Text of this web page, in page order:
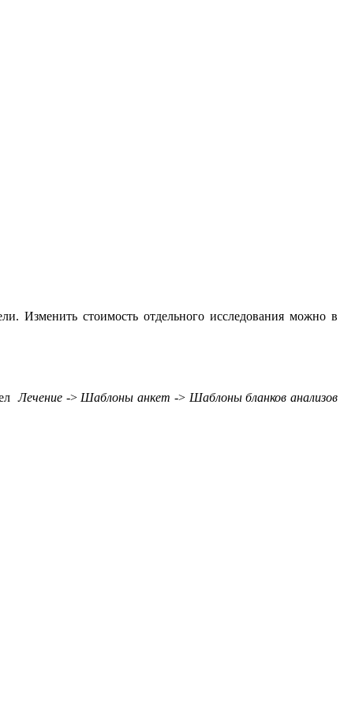
Изменить стоимость отдельного исследования можно в
Лечение-> Шаблоны анкет -> Шаблоны бланков анализов